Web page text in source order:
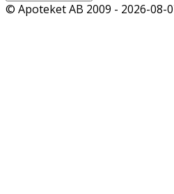
© Apoteket AB 2009 - 2026-08-